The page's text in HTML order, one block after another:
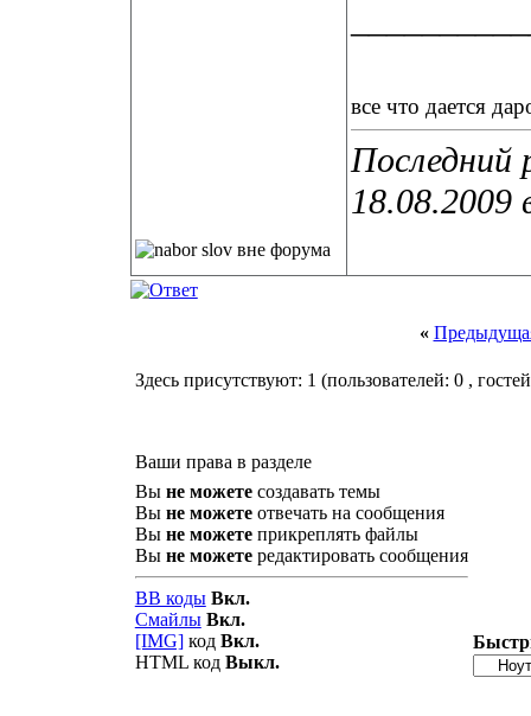
все что дается
Последний
18.08.2009
«
Здесь присутствуют: 1 (пользователей: 0 ,
Ваши права в разделе
Вы не можетесоздавать темы
Вы не можетеотвечать на сообщения
Вы не можетеприкреплять файлы
Вы не можетередактировать сообщения
BB коды Вкл.
Смайлы Вкл.
[IMG]код Вкл.
HTML код Выкл.